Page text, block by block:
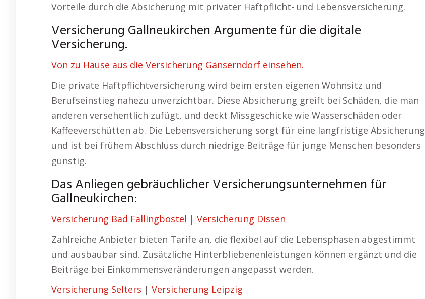
Vorteile durch die Absicherung mit privater Haftpflicht- und Lebensversicherung.
Versicherung Gallneukirchen Argumente für die digitale
Versicherung.
Von zu Hause aus die Versicherung Gänserndorf einsehen.
Die private Haftpflichtversicherung wird beim ersten eigenen Wohnsitz und
Berufseinstieg nahezu unverzichtbar. Diese Absicherung greift bei Schäden, die man
anderen versehentlich zufügt, und deckt Missgeschicke wie Wasserschäden oder
Kaffeeverschütten ab. Die Lebensversicherung sorgt für eine langfristige Absicherung
und ist bei frühem Abschluss durch niedrige Beiträge für junge Menschen besonders
günstig.
Das Anliegen gebräuchlicher Versicherungsunternehmen für
Gallneukirchen:
Versicherung Bad Fallingbostel | Versicherung Dissen
Zahlreiche Anbieter bieten Tarife an, die flexibel auf die Lebensphasen abgestimmt
und ausbaubar sind. Zusätzliche Hinterbliebenenleistungen können ergänzt und die
Beiträge bei Einkommensveränderungen angepasst werden.
Versicherung Selters | Versicherung Leipzig